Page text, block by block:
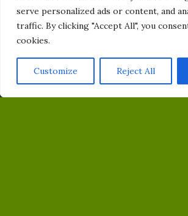
serve personalized ads or content, and
traffic. By clicking "Accept All", you
cookies.
Customize Reject All
Vi använder cookies för att ge dig den bästa
hemsida. Du kan läsa mer om vilka cookies
stänga av dem
Acceptera